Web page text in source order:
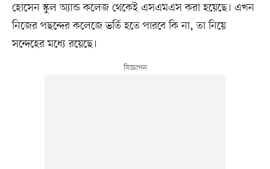
হোসেন স্কুল অ্যান্ড কলেজ থেকেই এসএমএস করা হয়েছে। এখন
নিজের পছন্দের কলেজে ভর্তি হতে পারবে কি না, তা নিয়ে
সন্দেহের মধ্যে রয়েছে।